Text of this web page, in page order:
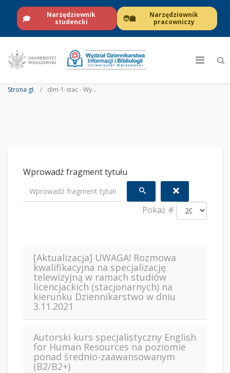
🎓
Narzędziownik
studencki
🧑‍🏫
Narzędziownik
pracowniczy
Strona gł. dim-1-stac - Wydział Dziennikarstwa Informacji i Bibliologii UW
Wprowadź fragment tytułu
Pokaż #
[Aktualizacja] UWAGA! Rozmowa
kwalifikacyjna na specjalizację
telewizyjną w ramach studiów
licencjackich (stacjonarnych) na
kierunku Dziennikarstwo w dniu
3.11.2021
Autorski kurs specjalistyczny English
for Human Resources na poziomie
ponad średnio-zaawansowanym
(B2/B2+)